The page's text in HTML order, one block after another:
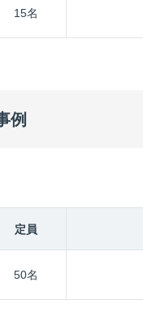
15名
例
定員
50名